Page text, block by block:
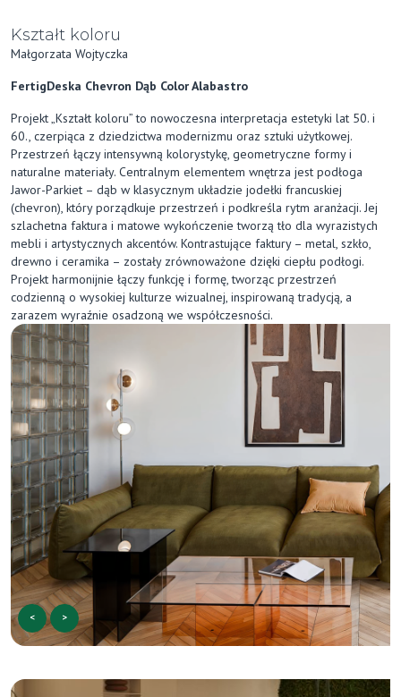
Kształt koloru
Małgorzata Wojtyczka
FertigDeska Chevron Dąb Color Alabastro
Projekt „Kształt koloru” to nowoczesna interpretacja estetyki lat 50. i
60., czerpiąca z dziedzictwa modernizmu oraz sztuki użytkowej.
Przestrzeń łączy intensywną kolorystykę, geometryczne formy i
naturalne materiały. Centralnym elementem wnętrza jest podłoga
Jawor-Parkiet – dąb w klasycznym układzie jodełki francuskiej
(chevron), który porządkuje przestrzeń i podkreśla rytm aranżacji. Jej
szlachetna faktura i matowe wykończenie tworzą tło dla wyrazistych
mebli i artystycznych akcentów. Kontrastujące faktury – metal, szkło,
drewno i ceramika – zostały zrównoważone dzięki ciepłu podłogi.
Projekt harmonijnie łączy funkcję i formę, tworząc przestrzeń
codzienną o wysokiej kulturze wizualnej, inspirowaną tradycją, a
zarazem wyraźnie osadzoną we współczesności.
< >